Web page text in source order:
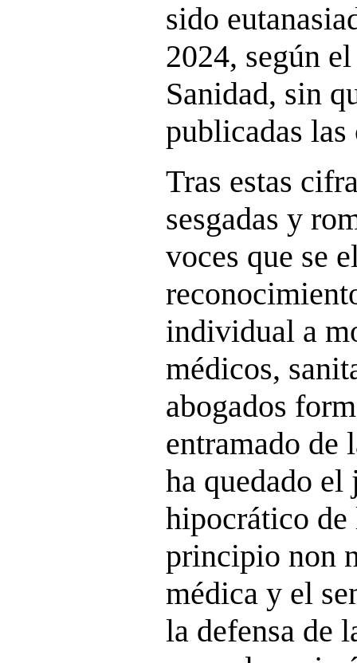
sido
2024, según
Sanidad, sin
publicadas
Tras estas
sesgadas y
voces que se
individual a
médicos,
abogados
entramado de
ha quedado el
hipocrático
principio non
médica y el
la defensa de